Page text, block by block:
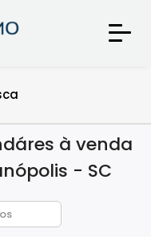
à venda
- SC